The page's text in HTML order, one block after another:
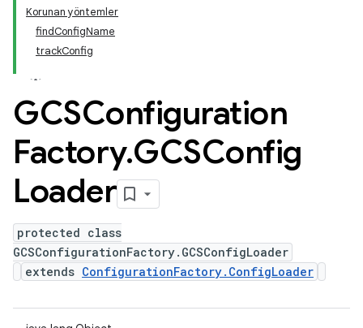
Korunan yöntemler
findConfigName
trackConfig
GCSConfiguration
Factory.GCSConfig
Loader
protected class
GCSConfigurationFactory.GCSConfigLoader
extends ConfigurationFactory.ConfigLoader